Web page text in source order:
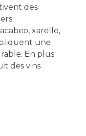
des
:
xarello,
une
En plus
des vins